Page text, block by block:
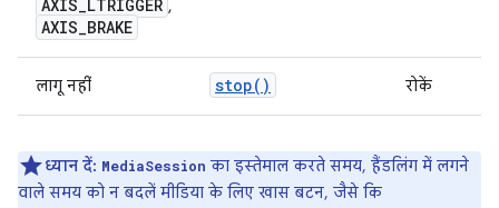
AXIS_LTRIGGER ,
AXIS_BRAKE
लागू नहीं stop() रोकें
ध्यान दें: MediaSession का इस्तेमाल करते समय, हैंडलिंग में लगने
वाले समय को न बदलें मीडिया के लिए खास बटन, जैसे कि